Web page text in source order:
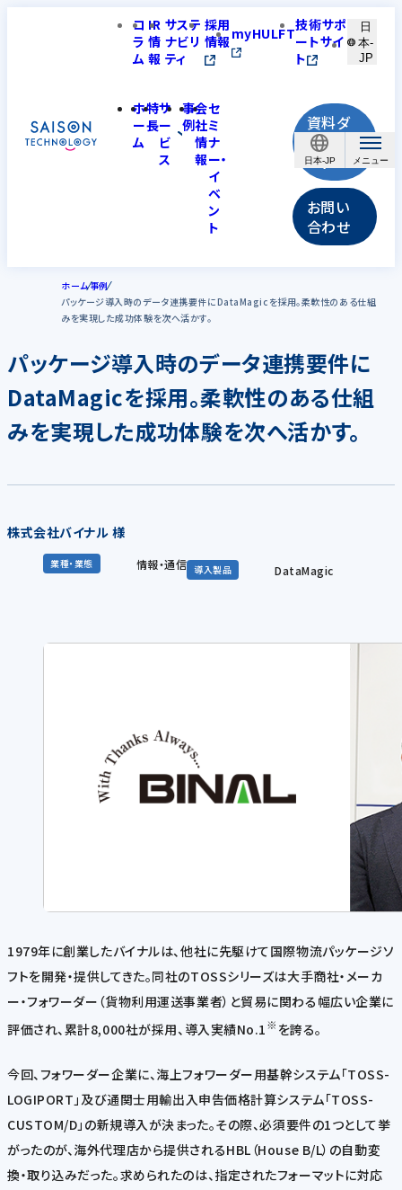
日本-JP
コ
ラ
ム
IR
情
報
サステ
ナビリ
ティ
採用
情報myHULFT技術サポ
ートサイ
ト
日
本-
JP
ホ
ー
ム
特
長
サ
ー
ビ
ス
事
例
会
社
情
報
セ
ミ
ナ
ー・
イ
ベ
ン
ト
資料ダ
ウンロ
ード
お問い
合わせ
ホーム事例
パッケージ導入時のデータ連携要件にDataMagicを採用。柔軟性のある仕組
みを実現した成功体験を次へ活かす。
パッケージ導入時のデータ連携要件に
DataMagicを採用。柔軟性のある仕組
みを実現した成功体験を次へ活かす。
株式会社バイナル 様
業種・業態 情報・通信 導入製品 DataMagic
1979年に創業したバイナルは、他社に先駆けて国際物流パッケージソ
フトを開発・提供してきた。同社のTOSSシリーズは大手商社・メーカ
ー・フォワーダー（貨物利用運送事業者）と貿易に関わる幅広い企業に
評価され、累計8,000社が採用、導入実績No.1※ を誇る。
今回、フォワーダー企業に、海上フォワーダー用基幹システム「TOSS-
LOGIPORT」及び通関士用輸出入申告価格計算システム「TOSS-
CUSTOM/D」の新規導入が決まった。その際、必須要件の1つとして挙
がったのが、海外代理店から提供されるHBL（House B/L）の自動変
換・取り込みだった。求められたのは、指定されたフォーマットに対応